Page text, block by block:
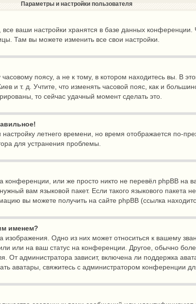
Параметры и настройки пользователя
ваши настройки хранятся в базе данных
Там вы можете изменить все свои настройки.
поясу, а не к тому, в котором находитесь вы. В
и т. д. Учтите, что изменять часовой пояс, как и
то сейчас удачный момент сделать это.
летнего времени, но время отображается по-
для устранения проблемы.
конференции, или же просто никто не перевёл phpBB на
вам языковой пакет. Если такого языкового пакета
вы можете получить на сайте phpBB (ссылка
именем?
изображения. Одно из них может относиться к вашему
или на ваш статус на конференции. Другое, обычно
От администратора зависит, включена ли поддержка
аватары, свяжитесь с администратором конференции